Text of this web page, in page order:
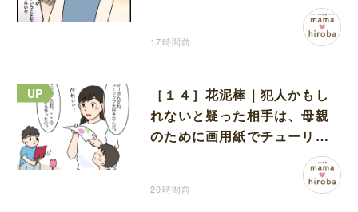
17時間前
［１４］花泥棒｜犯人かもし
れないと疑った相手は、母親
のために画用紙でチューリッ
プを作っていただけだった
20時間前